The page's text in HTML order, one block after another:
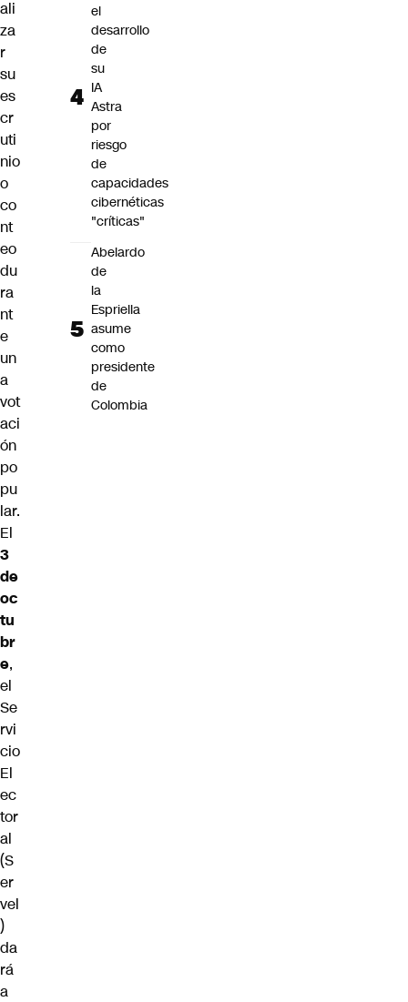
ali
za
r
su
es
cr
uti
nio
o
co
nt
eo
du
ra
nt
e
un
a
vot
aci
ón
po
pu
lar.
El
3
de
oc
tu
br
e,
el
Se
rvi
cio
El
ec
tor
al
(S
er
vel
)
da
rá
a
el
desarrollo
de
su
IA
Astra
por
riesgo
de
capacidades
cibernéticas
"críticas"
Abelardo
de
la
Espriella
asume
como
presidente
de
Colombia